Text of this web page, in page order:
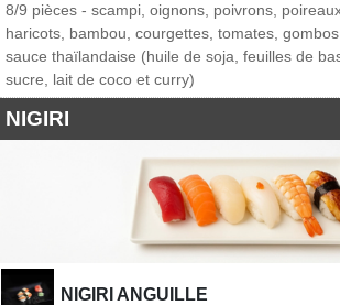
8/9 pièces - scampi, oignons, poivrons,
haricots, bambou, courgettes, tomates,
sauce thaïlandaise (huile de soja, feuilles de
sucre, lait de coco et curry)
NIGIRI
NIGIRI ANGUILLE